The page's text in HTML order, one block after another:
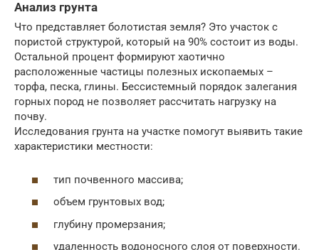
Анализ грунта
Что представляет болотистая земля? Это участок с
пористой структурой, который на 90% состоит из воды.
Остальной процент формируют хаотично
расположенные частицы полезных ископаемых –
торфа, песка, глины. Бессистемный порядок залегания
горных пород не позволяет рассчитать нагрузку на
почву.
Исследования грунта на участке помогут выявить такие
характеристики местности:
тип почвенного массива;
объем грунтовых вод;
глубину промерзания;
удаленность водоносного слоя от поверхности.